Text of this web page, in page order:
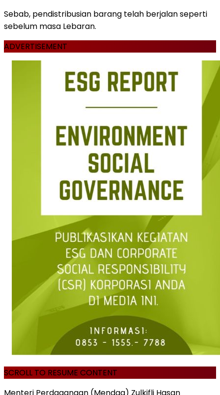
Sebab, pendistribusian barang telah berjalan seperti
sebelum masa Lebaran.
ADVERTISEMENT
SCROLL TO RESUME CONTENT
Menteri Perdagangan (Mendag) Zulkifli Hasan